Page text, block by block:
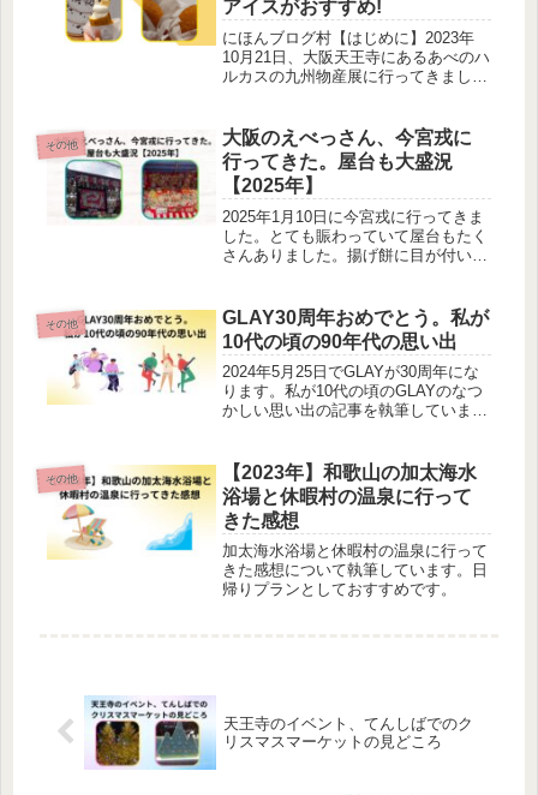
アイスがおすすめ!
にほんブログ村【はじめに】2023年
10月21日、大阪天王寺にあるあべのハ
ルカスの九州物産展に行ってきました
に行ってきた感想についてをご覧くだ
さい)。あべのハルカスの九州物...
その他
大阪のえべっさん、今宮戎に
行ってきた。屋台も大盛況
【2025年】
2025年1月10日に今宮戎に行ってきま
した。とても賑わっていて屋台もたく
さんありました。揚げ餅に目が付いて
その他
GLAY30周年おめでとう。私が
10代の頃の90年代の思い出
2024年5月25日でGLAYが30周年にな
ります。私が10代の頃のGLAYのなつ
かしい思い出の記事を執筆していま
その他
【2023年】和歌山の加太海水
浴場と休暇村の温泉に行って
きた感想
加太海水浴場と休暇村の温泉に行って
きた感想について執筆しています。日
帰りプランとしておすすめです。
天王寺のイベント、てんしばでのク
リスマスマーケットの見どころ